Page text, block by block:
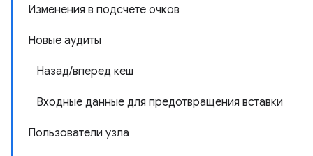
Изменения в подсчете очков
Новые аудиты
Назад/вперед кеш
Входные данные для предотвращения вставки
Пользователи узла